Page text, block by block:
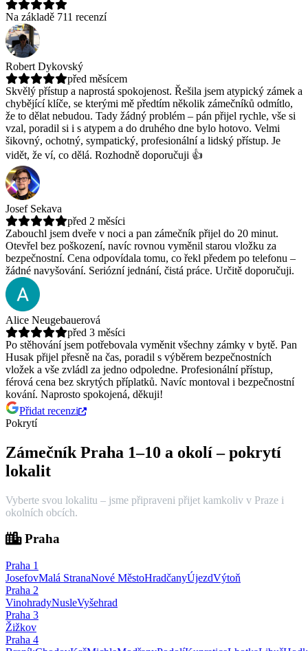
Na základě 711 recenzí
Robert Dykovský
před měsícem
Skvělý přístup a naprostá spokojenost. Řešila jsem atypický zámek a
chybějící klíče, se kterými mě předtím několik zámečníků odmítlo,
že to dělat nebudou. Tady žádný problém – pán přijel rychle, vše si
vzal, poradil si i s atypem a do druhého dne bylo hotovo. Velmi
šikovný, ochotný, sympatický, profesionální a lidský přístup. Je
vidět, že ví, co dělá. Rozhodně doporučuji 👍
Josef Sekava
před 2 měsíci
Zabouchl jsem dveře v noci a pan zámečník přijel do 20 minut.
Otevřel bez poškození, navíc rovnou vyměnil starou vložku za
bezpečnostní. Cena odpovídala tomu, co řekl předem po telefonu –
žádné navyšování. Seriózní jednání, čistá práce. Určitě doporučuji.
Alice Neugebauerová
před 3 měsíci
Po stěhování jsem potřebovala vyměnit všechny zámky v bytě. Pan
Husak přijel přesně na čas, poradil s výběrem bezpečnostních
vložek a vše zvládl za jedno odpoledne. Profesionální přístup,
férová cena bez skrytých příplatků. Navíc montoval i bezpečnostní
kování. Naprosto spokojená, děkuji!
Přidat recenzi
Pokrytí
Zámečník Praha 1–10 a okolí – pokrytí
lokalit
Vyberte svou lokalitu – jsme připraveni přijet kamkoliv v Praze i
okolních obcích.
Praha
Praha 1
JosefovMalá StranaNové MěstoHradčanyÚjezdVýtoň
Praha 2
VinohradyNusleVyšehrad
Praha 3
Žižkov
Praha 4